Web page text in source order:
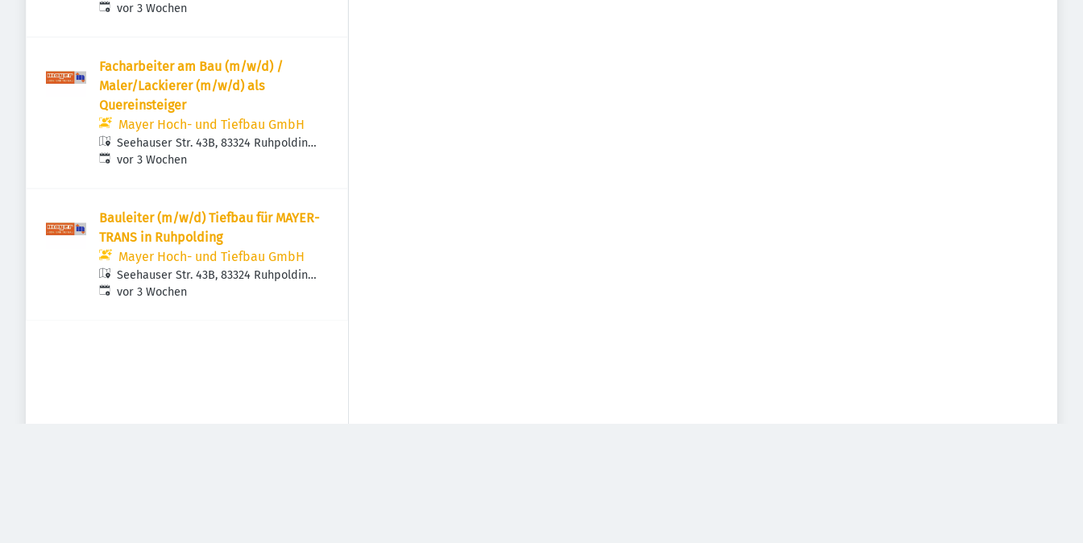
Deutschland
Veröffentlicht:
vor 3 Wochen
Facharbeiter am Bau (m/w/d) /
Maler/Lackierer (m/w/d) als
Quereinsteiger
Mayer Hoch- und Tiefbau GmbH
Seehauser Str. 43B, 83324 Ruhpolding,
Deutschland
Veröffentlicht:
vor 3 Wochen
Bauleiter (m/w/d) Tiefbau für MAYER-
TRANS in Ruhpolding
Mayer Hoch- und Tiefbau GmbH
Seehauser Str. 43B, 83324 Ruhpolding,
Deutschland
Veröffentlicht:
vor 3 Wochen